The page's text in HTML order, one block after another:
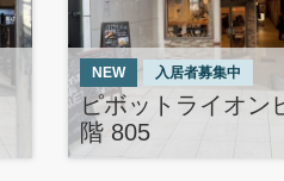
NEW 入居者募集中
ピボットライオン
階 805